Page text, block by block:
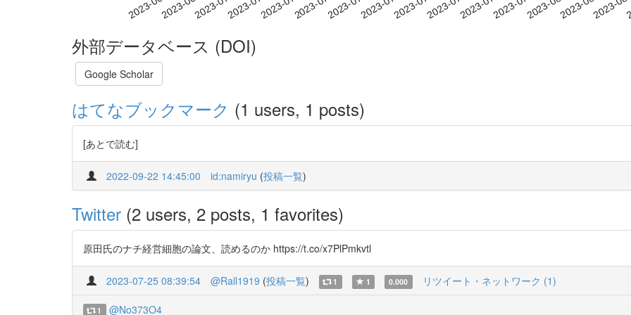
外部データベース (DOI)
Google Scholar
はてなブックマーク (1 users, 1 posts)
[あとで読む]
2022-09-22 14:45:00 id:namiryu (投稿一覧)
Twitter (2 users, 2 posts, 1 favorites)
原田氏のナチ経営細胞の論文、読めるのか https://t.co/x7PlPmkvtl
2023-07-25 08:39:54 @Rall1919 (投稿一覧) 1 1 0.000 リツイート・ネットワーク (1)
1 @No373O4